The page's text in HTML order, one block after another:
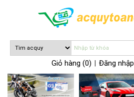
Giỏ hàng (0) Đăng nhập